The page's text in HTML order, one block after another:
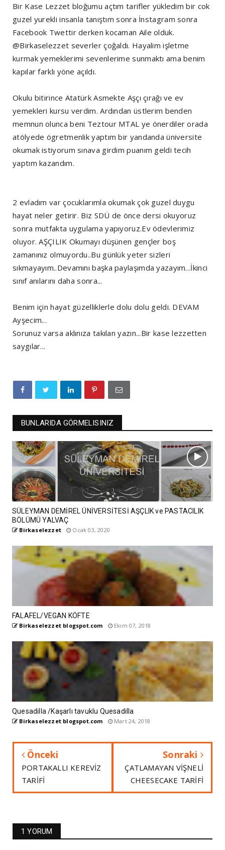
Bir Kase Lezzet bloğumu açtım tarifler yükledim bir cok
guzel yurekli insanla tanıştım sonra İnstagram sonra
Facebook Twettir derken kocaman Aile olduk.
@Birkaselezzet severler çoğaldı. Hayalim işletme
kurmak yemeklerimi sevenlerime sunmaktı ama benim
kapılar farklı yöne açıldı.
Okulu bitirince Atatürk Asmekte Aşçı çırağı ve ev
yemekleri kursu verdim. Ardından üstlerim benden
memnun olunca beni Teztour MTAL ye önerdiler orada
atölyede ögretmenlik yaptım bir yandanda üniversite
okumak istiyorum sınava girdim puanım geldi tecih
yaptım kazandım.
2 evladım var çocuklarımla okumak çok guzel duygu
hayat neler getirir. Biz SDÜ de önce dersi okuyoruz
sonra mutfakta uygulama yapıyoruz.Ev ödevlerimiz
oluyor. AŞÇILIK Okumayı düşünen gençler boş
zamanınız olmuyordu..Bu günlük yeter sizleri
sıkmayayım..Devamını başka paylaşımda yazayım...İkinci
sınıf anılarını daha sonra...
Benim için hayat güzelliklerle dolu dolu geldi. DEVAM
Ayşecim...
Sorunuz varsa aklınıza takılan yazın...Bir kase lezzetten
saygılar...
BUNLARIDA GÖRMELISINIZ
SÜLEYMAN DEMİREL ÜNİVERSİTESİ AŞÇLIK ve PASTACILIK
BÖLÜMÜ YALVAÇ
Birkaselezzet Ocak 03, 2020
FALAFEL/VEGAN KÖFTE
Birkaselezzet blogspot.com Ekim 07, 2018
Quesadilla /Kaşarlı tavuklu Quesadilla
Birkaselezzet blogspot.com Mart 24, 2018
Önceki
PORTAKALLI KEREVİZ
TARİFİ
Sonraki
ÇATLAMAYAN VİŞNELİ
CHEESECAKE TARİFİ
1 YORUM